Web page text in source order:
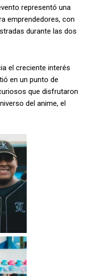
representó una
emprendedores, con
durante las dos
el creciente interés
en un punto de
que disfrutaron
del anime, el